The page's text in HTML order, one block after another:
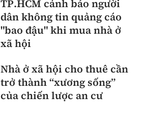
TP.HCM cảnh báo người
dân không tin quảng cáo
"bao đậu" khi mua nhà ở
xã hội
Nhà ở xã hội cho thuê cần
trở thành “xương sống”
của chiến lược an cư